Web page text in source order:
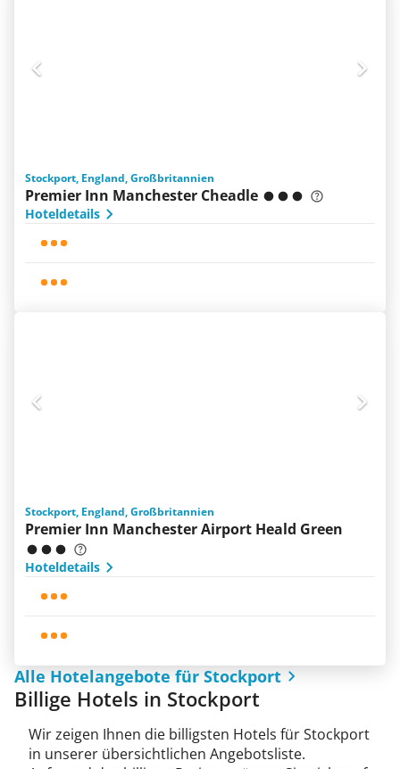
Stockport, England, Großbritannien
Premier Inn Manchester Cheadle
Hoteldetails
Stockport, England, Großbritannien
Premier Inn Manchester Airport Heald Green
Hoteldetails
Alle Hotelangebote für Stockport
Billige Hotels in Stockport
Wir zeigen Ihnen die billigsten Hotels für Stockport
in unserer übersichtlichen Angebotsliste.